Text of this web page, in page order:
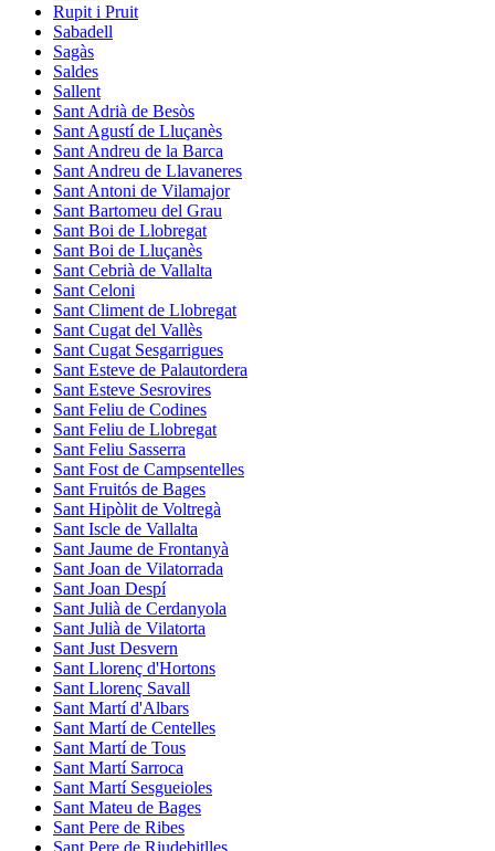
Rupit i Pruit
Sabadell
Sagàs
Saldes
Sallent
Sant Adrià de Besòs
Sant Agustí de Lluçanès
Sant Andreu de la Barca
Sant Andreu de Llavaneres
Sant Antoni de Vilamajor
Sant Bartomeu del Grau
Sant Boi de Llobregat
Sant Boi de Lluçanès
Sant Cebrià de Vallalta
Sant Celoni
Sant Climent de Llobregat
Sant Cugat del Vallès
Sant Cugat Sesgarrigues
Sant Esteve de Palautordera
Sant Esteve Sesrovires
Sant Feliu de Codines
Sant Feliu de Llobregat
Sant Feliu Sasserra
Sant Fost de Campsentelles
Sant Fruitós de Bages
Sant Hipòlit de Voltregà
Sant Iscle de Vallalta
Sant Jaume de Frontanyà
Sant Joan de Vilatorrada
Sant Joan Despí
Sant Julià de Cerdanyola
Sant Julià de Vilatorta
Sant Just Desvern
Sant Llorenç d'Hortons
Sant Llorenç Savall
Sant Martí d'Albars
Sant Martí de Centelles
Sant Martí de Tous
Sant Martí Sarroca
Sant Martí Sesgueioles
Sant Mateu de Bages
Sant Pere de Ribes
Sant Pere de Riudebitlles